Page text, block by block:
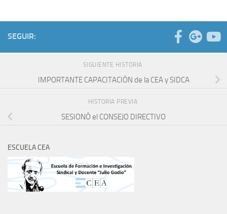
SEGUIR:
SIGUIENTE HISTORIA
IMPORTANTE CAPACITACIÓN de la CEA y SIDCA
HISTORIA PREVIA
SESIONÓ el CONSEJO DIRECTIVO
ESCUELA CEA